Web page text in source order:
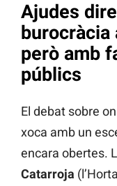
Ajudes
burocràcia
però amb
públics
El debat sobre
xoca amb un
encara obertes.
Catarroja